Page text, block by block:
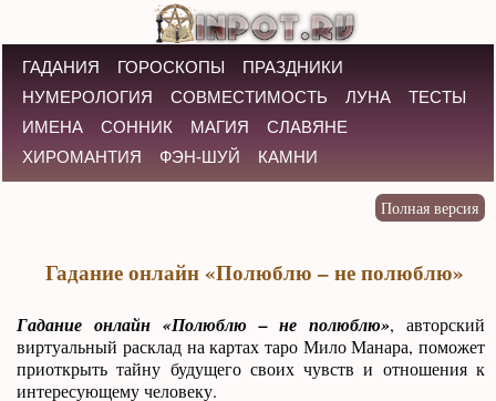
ГАДАНИЯ ГОРОСКОПЫ
ПРАЗДНИКИ
НУМЕРОЛОГИЯ
СОВМЕСТИМОСТЬ ЛУНА
ТЕСТЫ
ИМЕНА
СОННИК МАГИЯ
СЛАВЯНЕ
ХИРОМАНТИЯ
ФЭН-ШУЙ КАМНИ
Гадание онлайн «Полюблю – не полюблю»
Гадание онлайн «Полюблю – не полюблю», авторский
виртуальный расклад на картах таро Мило Манара, поможет
приоткрыть тайну будущего своих чувств и отношения к
интересующему человеку.